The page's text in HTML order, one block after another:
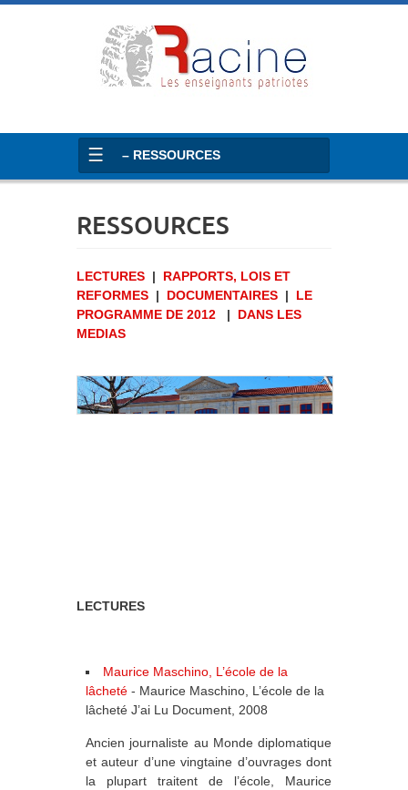
– RESSOURCES
RESSOURCES
LECTURES | RAPPORTS, LOIS ET
REFORMES | DOCUMENTAIRES |
LE
PROGRAMME DE 2012
| DANS LES
MEDIAS
LECTURES
Maurice Maschino, L’école de la
lâcheté - Maurice Maschino, L’école de la
lâcheté J’ai Lu Document, 2008
Ancien journaliste au Monde diplomatique
et auteur d’une vingtaine d’ouvrages dont
la plupart traitent de l’école, Maurice